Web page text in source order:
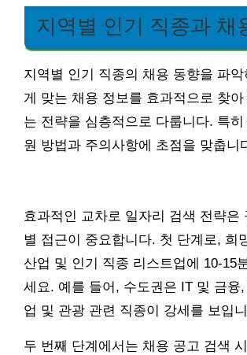
지역별 인기 직종과 채
지역별 인기 직종의 채용 동향을 파악
게 맞는 채용 정보를 효과적으로 찾
는 전략을 심층적으로 다룹니다. 특히
원 방법과 주의사항에 초점을 맞춥니
효과적인 교차로 일자리 검색 전략은
별 접근이 중요합니다. 첫 단계로, 희
산업 및 인기 직종 리스트업에 10-15
세요. 예를 들어, 수도권은 IT 및 금융
업 및 관광 관련 직종이 강세를 보입
두 번째 단계에서는 채용 공고 검색